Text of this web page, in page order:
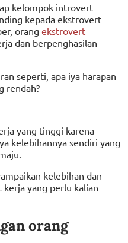
kelompok introvert
kepada ekstrovert
orang ekstrovert
dan berpenghasilan
seperti, apa iya harapan
rendah?
yang tinggi karena
kelebihannya sendiri yang
kelebihan dan
yang perlu kalian
orang